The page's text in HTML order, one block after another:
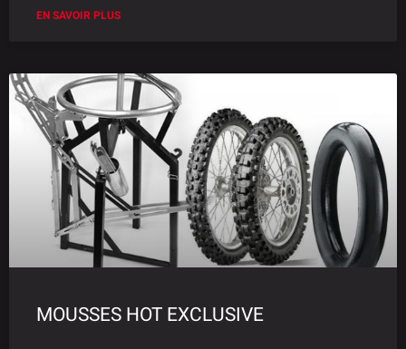
EN SAVOIR PLUS
MOUSSES HOT EXCLUSIVE